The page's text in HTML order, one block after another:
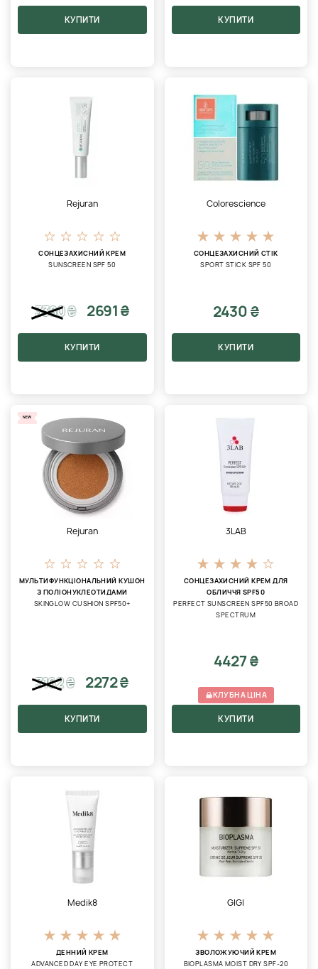
КУПИТИ КУПИТИ
Rejuran
СОНЦЕЗАХИСНИЙ КРЕМ
SUNSCREEN SPF 50
3380₴ 2691 ₴
КУПИТИ
Colorescience
СОНЦЕЗАХИСНИЙ СТІК
SPORT STICK SPF 50
2430 ₴
КУПИТИ
NEW
Rejuran
МУЛЬТИФУНКЦІОНАЛЬНИЙ КУШОН
З ПОЛІОНУКЛЕОТИДАМИ
SKINGLOW CUSHION SPF50+
3162₴ 2272 ₴
КУПИТИ
3LAB
СОНЦЕЗАХИСНИЙ КРЕМ ДЛЯ
ОБЛИЧЧЯ SPF50
PERFECT SUNSCREEN SPF50 BROAD
SPECTRUM
4427 ₴
КЛУБНА ЦІНА
КУПИТИ
Medik8
ДЕННИЙ КРЕМ
ADVANCED DAY EYE PROTECT
GIGI
ЗВОЛОЖУЮЧИЙ КРЕМ
BIOPLASMA MOIST DRY SPF-20